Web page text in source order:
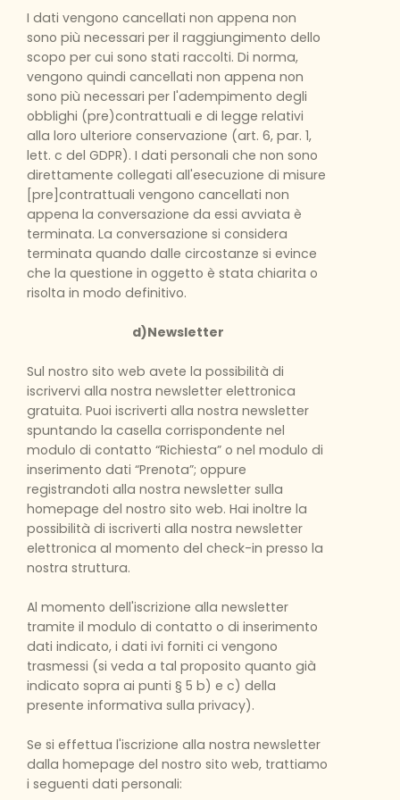
I dati vengono cancellati non appena non
sono più necessari per il raggiungimento dello
scopo per cui sono stati raccolti. Di norma,
vengono quindi cancellati non appena non
sono più necessari per l'adempimento degli
obblighi (pre)contrattuali e di legge relativi
alla loro ulteriore conservazione (art. 6, par. 1,
lett. c del GDPR). I dati personali che non sono
direttamente collegati all'esecuzione di misure
[pre]contrattuali vengono cancellati non
appena la conversazione da essi avviata è
terminata. La conversazione si considera
terminata quando dalle circostanze si evince
che la questione in oggetto è stata chiarita o
risolta in modo definitivo.
d)Newsletter
Sul nostro sito web avete la possibilità di
iscrivervi alla nostra newsletter elettronica
gratuita. Puoi iscriverti alla nostra newsletter
spuntando la casella corrispondente nel
modulo di contatto “Richiesta” o nel modulo di
inserimento dati “Prenota”; oppure
registrandoti alla nostra newsletter sulla
homepage del nostro sito web. Hai inoltre la
possibilità di iscriverti alla nostra newsletter
elettronica al momento del check-in presso la
nostra struttura.
Al momento dell'iscrizione alla newsletter
tramite il modulo di contatto o di inserimento
dati indicato, i dati ivi forniti ci vengono
trasmessi (si veda a tal proposito quanto già
indicato sopra ai punti § 5 b) e c) della
presente informativa sulla privacy).
Se si effettua l'iscrizione alla nostra newsletter
dalla homepage del nostro sito web, trattiamo
i seguenti dati personali: